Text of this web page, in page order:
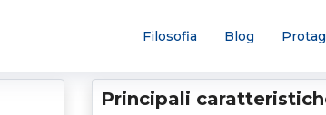
Filosofia Blog
Principali